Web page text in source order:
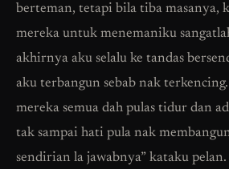
berteman, tetapi bila tiba masanya,
mereka untuk menemaniku
akhirnya aku selalu ke tandas
aku terbangun sebab nak
mereka semua dah pulas tidur dan
tak sampai hati pula nak
sendirian la jawabnya” kataku